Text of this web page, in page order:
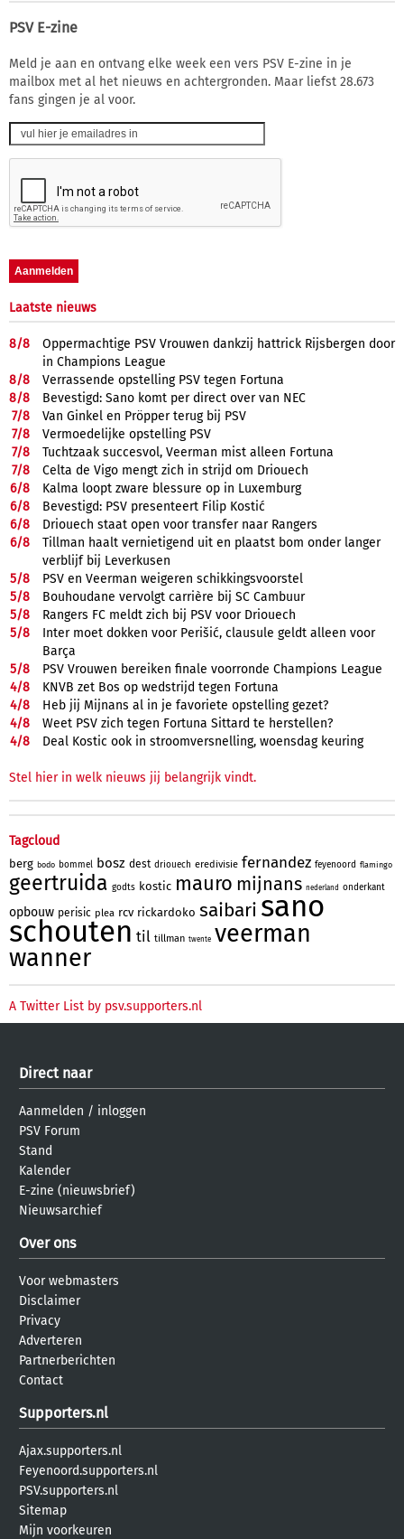
PSV E-zine
Meld je aan en ontvang elke week een vers PSV E-zine in je
mailbox met al het nieuws en achtergronden. Maar liefst 28.673
fans gingen je al voor.
Laatste nieuws
8/8
Oppermachtige PSV Vrouwen dankzij hattrick Rijsbergen door
in Champions League
8/8
Verrassende opstelling PSV tegen Fortuna
8/8
Bevestigd: Sano komt per direct over van NEC
7/8
Van Ginkel en Pröpper terug bij PSV
7/8
Vermoedelijke opstelling PSV
7/8
Tuchtzaak succesvol, Veerman mist alleen Fortuna
7/8
Celta de Vigo mengt zich in strijd om Driouech
6/8
Kalma loopt zware blessure op in Luxemburg
6/8
Bevestigd: PSV presenteert Filip Kostić
6/8
Driouech staat open voor transfer naar Rangers
6/8
Tillman haalt vernietigend uit en plaatst bom onder langer
verblijf bij Leverkusen
5/8
PSV en Veerman weigeren schikkingsvoorstel
5/8
Bouhoudane vervolgt carrière bij SC Cambuur
5/8
Rangers FC meldt zich bij PSV voor Driouech
5/8
Inter moet dokken voor Perišić, clausule geldt alleen voor
Barça
5/8
PSV Vrouwen bereiken finale voorronde Champions League
4/8
KNVB zet Bos op wedstrijd tegen Fortuna
4/8
Heb jij Mijnans al in je favoriete opstelling gezet?
4/8
Weet PSV zich tegen Fortuna Sittard te herstellen?
4/8 Deal Kostic ook in stroomversnelling, woensdag keuring
Stel hier in welk nieuws jij belangrijk vindt.
Tagcloud
berg bodo bommel bosz dest driouech eredivisie fernandez feyenoord flamingo
geertruida godts kostic mauro mijnans nederland onderkant
opbouw perisic plea rcv rickardoko saibari sano
schouten til tillman twente veerman
wanner
A Twitter List by psv.supporters.nl
Direct naar
Aanmelden / inloggen
PSV Forum
Stand
Kalender
E-zine (nieuwsbrief)
Nieuwsarchief
Over ons
Voor webmasters
Disclaimer
Privacy
Adverteren
Partnerberichten
Contact
Supporters.nl
Ajax.supporters.nl
Feyenoord.supporters.nl
PSV.supporters.nl
Sitemap
Mijn voorkeuren